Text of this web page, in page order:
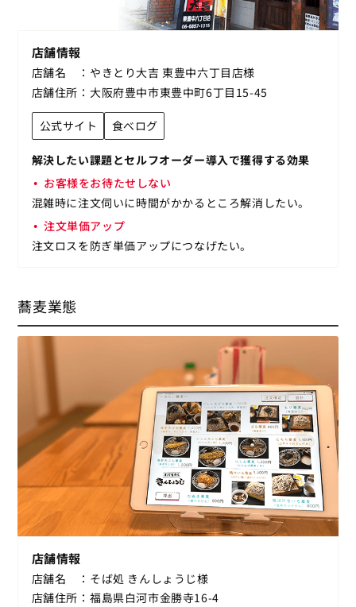
店舗情報
店舗名
やきとり大吉 東豊中六丁目店様
店舗住所
大阪府豊中市東豊中町6丁目15-45
公式サイト 食べログ
解決したい課題とセルフオーダー導入で獲得する効果
お客様をお待たせしない
混雑時に注文伺いに時間がかかるところ解消したい。
注文単価アップ
注文ロスを防ぎ単価アップにつなげたい。
蕎麦業態
店舗情報
店舗名
そば処 きんしょうじ様
店舗住所
福島県白河市金勝寺16-4